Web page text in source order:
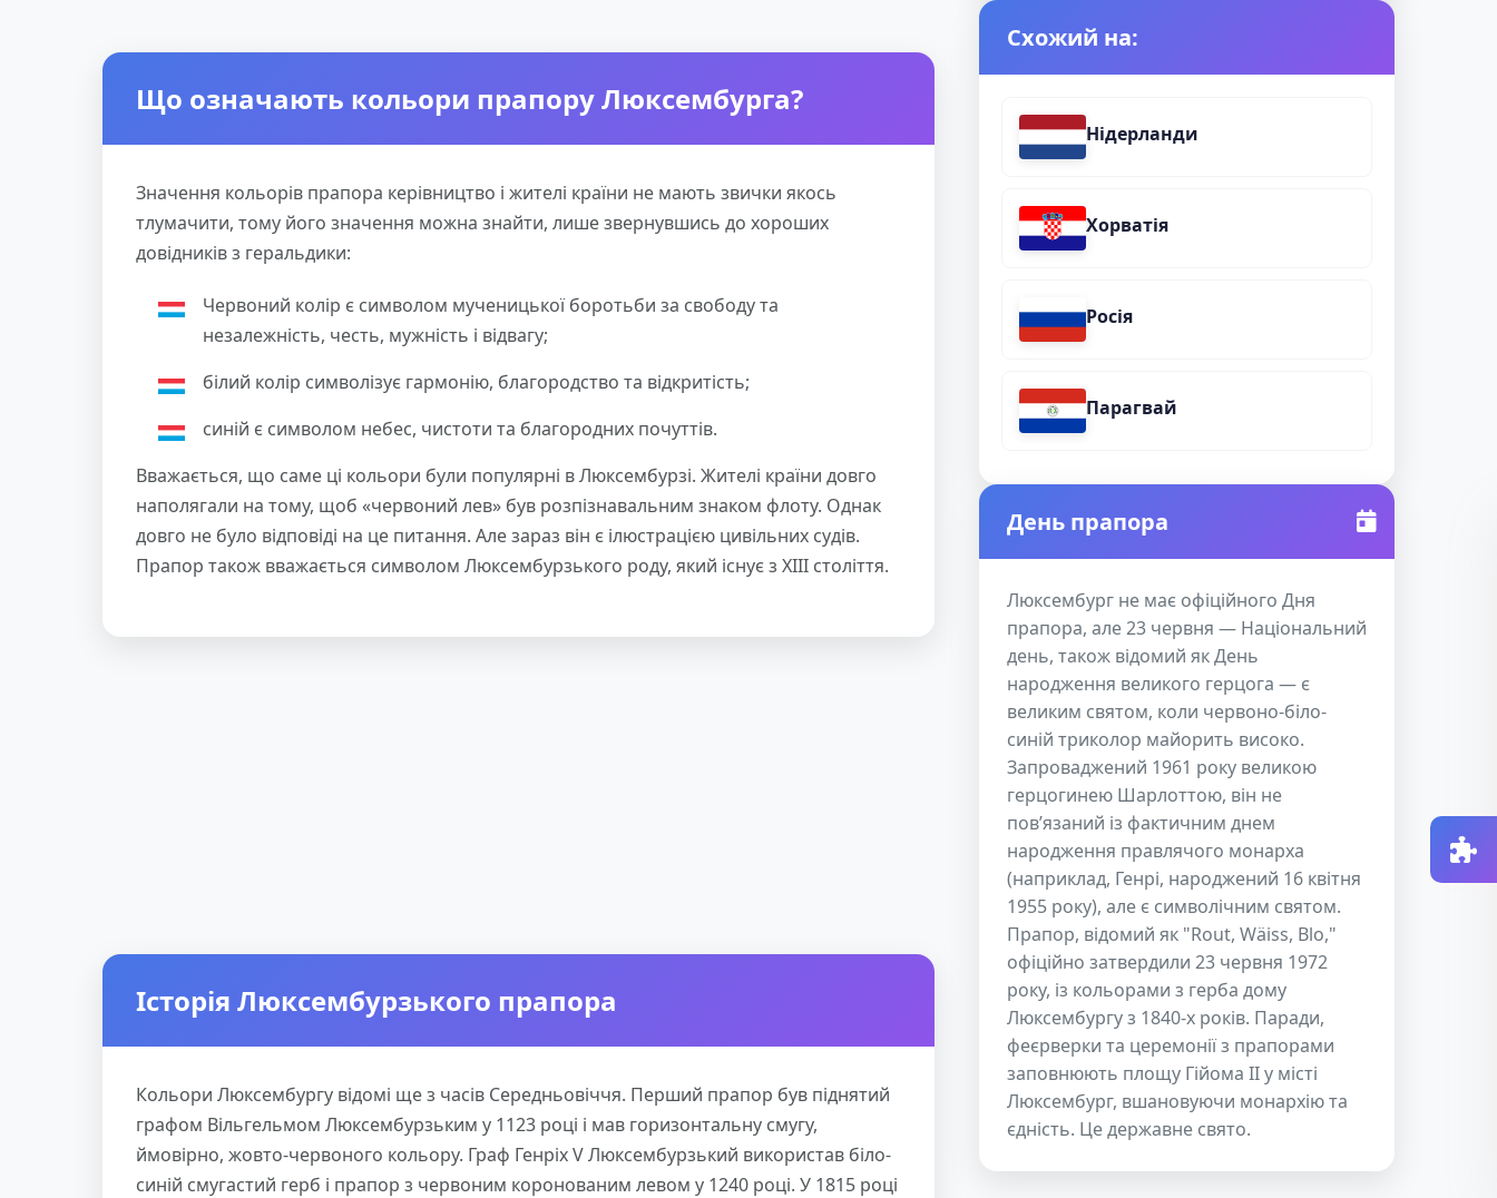
Що означають кольори прапору Люксембурга?
Значення кольорів прапора керівництво і жителі країни не мають звички якось
тлумачити, тому його значення можна знайти, лише звернувшись до хороших
довідників з геральдики:
Червоний колір є символом мученицької боротьби за свободу та
незалежність, честь, мужність і відвагу;
білий колір символізує гармонію, благородство та відкритість;
синій є символом небес, чистоти та благородних почуттів.
Вважається, що саме ці кольори були популярні в Люксембурзі. Жителі країни довго
наполягали на тому, щоб «червоний лев» був розпізнавальним знаком флоту. Однак
довго не було відповіді на це питання. Але зараз він є ілюстрацією цивільних судів.
Прапор також вважається символом Люксембурзького роду, який існує з XIII століття.
Історія Люксембурзького прапора
Кольори Люксембургу відомі ще з часів Середньовіччя. Перший прапор був піднятий
графом Вільгельмом Люксембурзьким у 1123 році і мав горизонтальну смугу,
ймовірно, жовто-червоного кольору. Граф Генріх V Люксембурзький використав біло-
синій смугастий герб і прапор з червоним коронованим левом у 1240 році. У 1815 році
Схожий на:
Нідерланди
Хорватія
Росія
Парагвай
День прапора
Люксембург не має офіційного Дня
прапора, але 23 червня — Національний
день, також відомий як День
народження великого герцога — є
великим святом, коли червоно-біло-
синій триколор майорить високо.
Запроваджений 1961 року великою
герцогинею Шарлоттою, він не
пов’язаний із фактичним днем
народження правлячого монарха
(наприклад, Генрі, народжений 16 квітня
1955 року), але є символічним святом.
Прапор, відомий як "Rout, Wäiss, Blo,"
офіційно затвердили 23 червня 1972
року, із кольорами з герба дому
Люксембургу з 1840-х років. Паради,
феєрверки та церемонії з прапорами
заповнюють площу Гійома II у місті
Люксембург, вшановуючи монархію та
єдність. Це державне свято.